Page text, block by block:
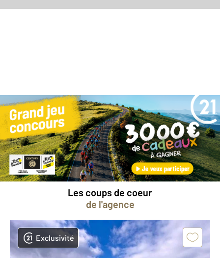
Besoin d'une estimation
gratuitepour votre bien ?
Prendre rendez-vous avec un professionnel
Les coups de coeur
de l'agence
Exclusivité